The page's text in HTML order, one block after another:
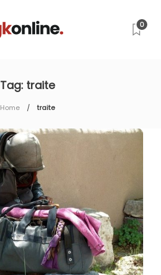
0
Tag: traite
Home traite